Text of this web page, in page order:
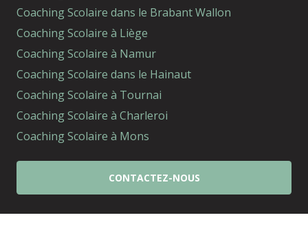
Coaching Scolaire dans le Brabant Wallon
Coaching Scolaire à Liège
Coaching Scolaire à Namur
Coaching Scolaire dans le Hainaut
Coaching Scolaire à Tournai
Coaching Scolaire à Charleroi
Coaching Scolaire à Mons
CONTACTEZ-NOUS